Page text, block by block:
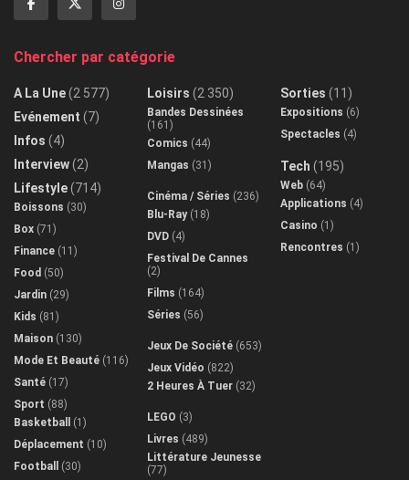
Chercher par catégorie
A La Une(2 577)
Evénement (7)
Infos (4)
Interview(2)
Lifestyle(714)
Boissons (30)
Box (71)
Finance (11)
Food (50)
Jardin (29)
Kids (81)
Maison (130)
Mode Et Beauté (116)
Santé (17)
Sport (88)
Basketball
(1)
Déplacement (10)
Football
(30)
Loisirs (2 350)
Bandes Dessinées
(161)
Comics (44)
Mangas (31)
Cinéma / Séries (236)
Blu-Ray(18)
DVD (4)
Festival De Cannes
(2)
Films (164)
Séries (56)
Jeux De Société (653)
Jeux Vidéo (822)
2 Heures À Tuer (32)
LEGO (3)
Livres (489)
Littérature Jeunesse
(77)
Sorties (11)
Expositions (6)
Spectacles (4)
Tech (195)
Web (64)
Applications (4)
Casino (1)
Rencontres (1)